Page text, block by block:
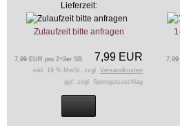
Lieferzeit:
Zulaufzeit bitte anfragen
7,99 EUR
7,99 EUR pro 2+2er SB
inkl. 19 % MwSt. zzgl. Versandkosten
ggf. zzgl. Sperrgutzuschlag
7,99